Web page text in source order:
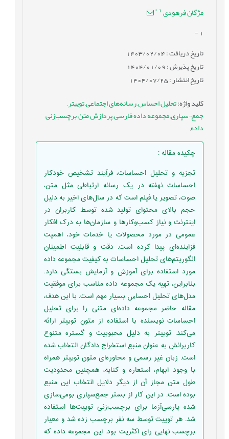
مژگان فرهودی *
-
تاریخ دریافت : 1403/02/04
تاریخ پذیرش : 1404/01/09
تاریخ انتشار : 1404/07/25
کلید واژه:تحلیل احساس,رسانه‌های اجتماعی,توییتر,
جمع¬سپاری,مجموعه داده فارسی,پردازش متن,برچسب‌زنی
داده,
چکیده مقاله:
تجزیه و تحلیل احساسات، فرآیند تشخیص خودکار
احساسات نهفته در یک رسانه ارتباطی مثل متن،
صوت، تصویر یا فیلم است که در سال‌های اخیر به دلیل
حجم بالای محتوای تولید شده توسط کاربران در
اینترنت و نیاز کسب‌وکارها و سازمان‌ها به درک افکار
عمومی در مورد محصولات یا خدمات خود، اهمیت
فزاینده‌ای پیدا کرده است. دقت و قابلیت اطمینان
الگوریتم‌های تحلیل احساسات به کیفیت مجموعه داده
مورد استفاده برای آموزش و آزمایش بستگی دارد.
بنابراین، تهیه یک مجموعه داده مناسب برای موفقیت
مدل‌های تحلیل احساس بسیار مهم است. با این هدف،
مقاله حاضر مجموعه داده‌ای متنی را برای تحلیل
احساسات نویسنده با استفاده از متون توییتر ارائه
می‌کند. توییتر به دلیل محبوبیت و گستره متنوع
کاربرانش به عنوان منبع استخراج دادگان انتخاب شده
است. زبان غیر رسمی و محاوره‌ای متون توییتر همراه
با وجود ابهام، استعاره و کنایه، همچنین محدودیت
طول متن مجاز آن از دیگر دلایل انتخاب این منبع
بوده است. در این کار از بستر جمع‌سپاری بومی‌سازی
شده پارسی‌آزما برای برچسب‌زنی توییت‌ها استفاده
شد. هر توییت توسط سه نفر برچسب زده شد و معیار
برچسب نهایی رای اکثریت بود. این مجموعه داده که